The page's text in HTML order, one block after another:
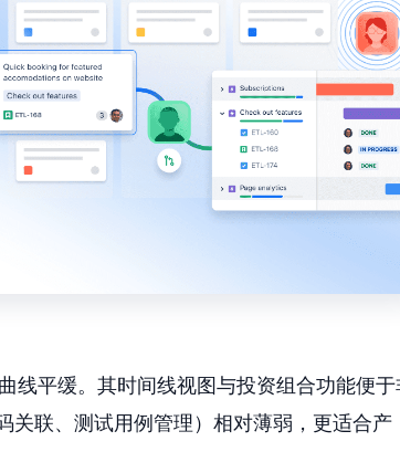
线平缓。其时间线视图与投资组合功能便于
关联、测试用例管理）相对薄弱，更适合产